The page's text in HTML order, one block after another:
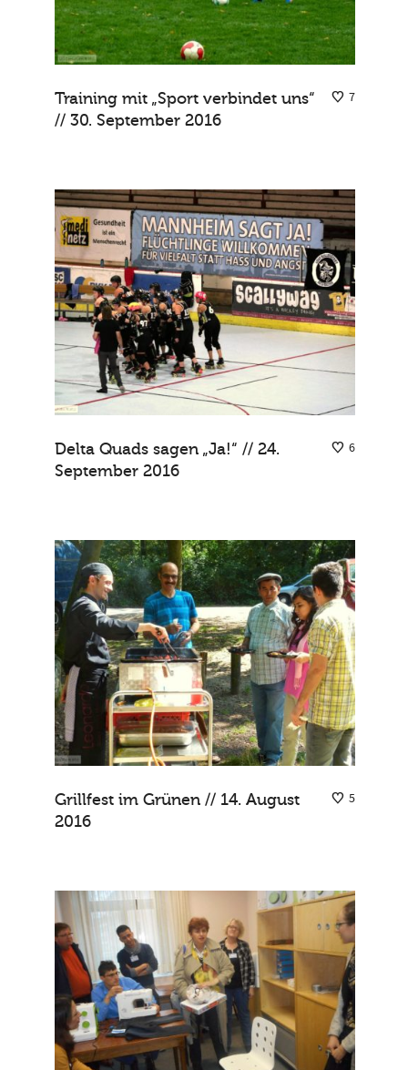
7
Training mit „Sport verbindet uns“
// 30. September 2016
6
Delta Quads sagen „Ja!“ // 24.
September 2016
5
Grillfest im Grünen // 14. August
2016